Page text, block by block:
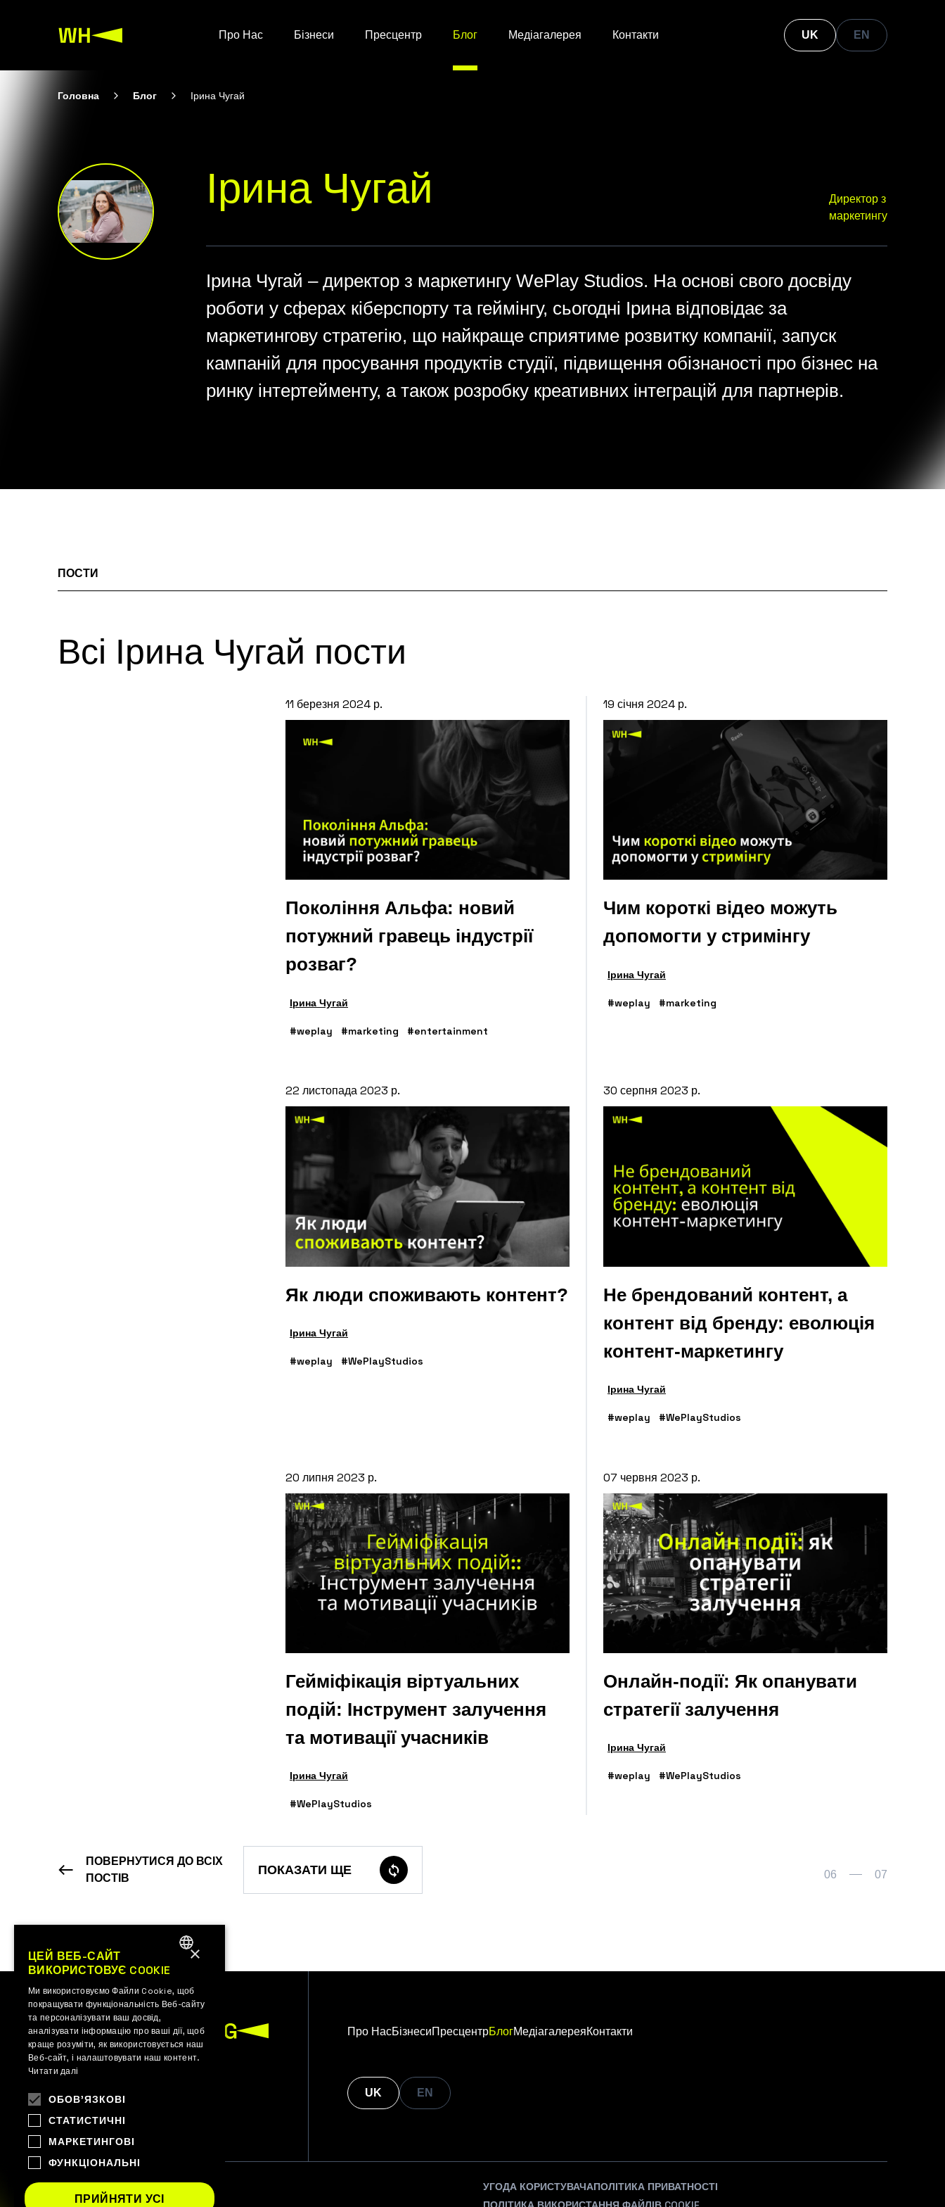
Про Нас Бізнеси Пресцентр Блог Медіагалерея Контакти UK EN
Головна Блог Ірина Чугай
Ірина Чугай
Директор з
маркетингу
Ірина Чугай – директор з маркетингу WePlay Studios. На основі свого досвіду
роботи у сферах кіберспорту та геймінгу, сьогодні Ірина відповідає за
маркетингову стратегію, що найкраще сприятиме розвитку компанії, запуск
кампаній для просування продуктів студії, підвищення обізнаності про бізнес на
ринку інтертейменту, а також розробку креативних інтеграцій для партнерів.
ПОСТИ
Всі Ірина Чугай пости
11 березня 2024 р.
Покоління Альфа: новий
потужний гравець індустрії
розваг?
Ірина Чугай
#weplay #marketing #entertainment
19 січня 2024 р.
Чим короткі відео можуть
допомогти у стримінгу
Ірина Чугай
#weplay #marketing
22 листопада 2023 р.
Як люди споживають контент?
Ірина Чугай
#weplay #WePlayStudios
30 серпня 2023 р.
Не брендований контент, а
контент від бренду: еволюція
контент-маркетингу
Ірина Чугай
#weplay #WePlayStudios
20 липня 2023 р.
Гейміфікація віртуальних
подій: Інструмент залучення
та мотивації учасників
Ірина Чугай
#WePlayStudios
07 червня 2023 р.
Онлайн-події: Як опанувати
стратегії залучення
Ірина Чугай
#weplay #WePlayStudios
ПОВЕРНУТИСЯ ДО ВСІХ
ПОСТІВ
ПОКАЗАТИ ЩЕ 06 07
НАЗАД
Про НасБізнесиПресцентрБлогМедіагалереяКонтакти
UK EN
УГОДА КОРИСТУВАЧАПОЛІТИКА ПРИВАТНОСТІ
UKRAINIAN
×
ЦЕЙ ВЕБ-САЙТ
ВИКОРИСТОВУЄ COOKIE
Ми використовуємо Файли Cookie, щоб
покращувати функціональність Веб-сайту
та персоналізувати ваш досвід,
аналізувати інформацію про ваші дії, щоб
краще розуміти, як використовується наш
Веб-сайт, і налаштовувати наш контент.
Читати далі
ОБОВ'ЯЗКОВІ
СТАТИСТИЧНІ
МАРКЕТИНГОВІ
ФУНКЦІОНАЛЬНІ
ПРИЙНЯТИ УСІ